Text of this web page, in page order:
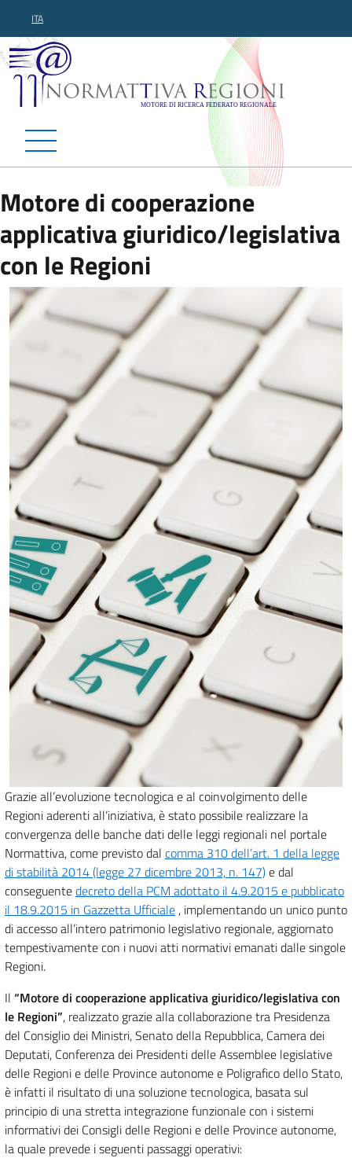
ITA
Normattiva Regioni -
Motore di cooperazione
applicativa giuridico/legislativa
con le Regioni
Grazie all’evoluzione tecnologica e al coinvolgimento delle
Regioni aderenti all’iniziativa, è stato possibile realizzare la
convergenza delle banche dati delle leggi regionali nel portale
Normattiva, come previsto dal comma 310 dell’art. 1 della legge
di stabilità 2014 (legge 27 dicembre 2013, n. 147)e dal
conseguentedecreto della PCM adottato il 4.9.2015 e pubblicato
il 18.9.2015 in Gazzetta Ufficiale , implementando un unico punto
di accesso all’intero patrimonio legislativo regionale, aggiornato
tempestivamente con i nuovi atti normativi emanati dalle singole
Regioni.
Il “Motore di cooperazione applicativa giuridico/legislativa con
le Regioni”, realizzato grazie alla collaborazione tra Presidenza
del Consiglio dei Ministri, Senato della Repubblica, Camera dei
Deputati, Conferenza dei Presidenti delle Assemblee legislative
delle Regioni e delle Province autonome e Poligrafico dello Stato,
è infatti il risultato di una soluzione tecnologica, basata sul
principio di una stretta integrazione funzionale con i sistemi
informativi dei Consigli delle Regioni e delle Province autonome,
la quale prevede i seguenti passaggi operativi: